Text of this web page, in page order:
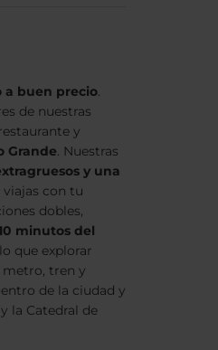
a buen precio.
de nuestras
y
Grande. Nuestras
y una
viajas con tu
dobles,
minutos del
que explorar
metro, tren y
de la ciudad y
la Catedral de